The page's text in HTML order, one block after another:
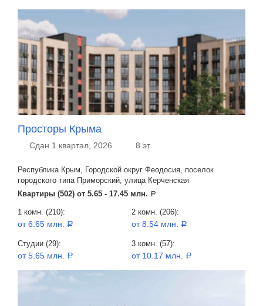
Просторы Крыма
Сдан 1 квартал, 2026 8 эт.
Республика Крым, Городской округ Феодосия, поселок
городского типа Приморский, улица Керченская
Квартиры (502) от 5.65 - 17.45 млн. a
1 комн. (210):
от 6.65 млн. a
2 комн. (206):
от 8.54 млн. a
Студии (29):
от 5.65 млн. a
3 комн. (57):
от 10.17 млн. a